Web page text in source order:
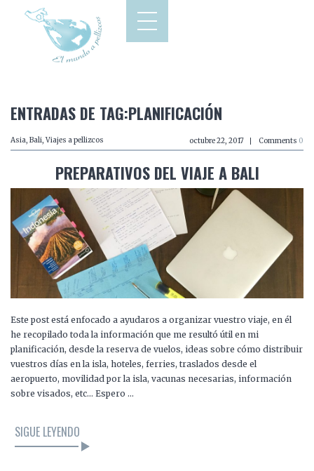
ENTRADAS DE TAG:PLANIFICACIÓN
Asia, Bali, Viajes a pellizcos octubre 22, 2017 Comments 0
PREPARATIVOS DEL VIAJE A BALI
Este post está enfocado a ayudaros a organizar vuestro viaje, en él
he recopilado toda la información que me resultó útil en mi
planificación, desde la reserva de vuelos, ideas sobre cómo distribuir
vuestros días en la isla, hoteles, ferries, traslados desde el
aeropuerto, movilidad por la isla, vacunas necesarias, información
sobre visados, etc… Espero …
SIGUE LEYENDO